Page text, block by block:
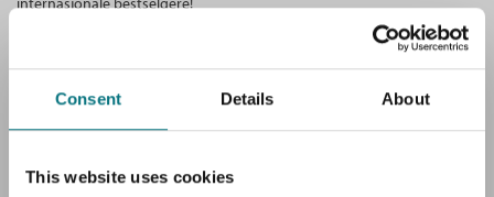
Consent Details About
This website uses cookies
FORMAT
Fleksibind (1)
Innbundet (1)
Spiral (1)
+
SERIER +
Alle
Soppboka
Spiral Bokmål
Unike medlemstilbud!
Som medlem i Bestselgerklubben får du en rekke supre tilbud med
opptil 80 % rabatt på bøker og fine ting.
Gratis medlemsblad